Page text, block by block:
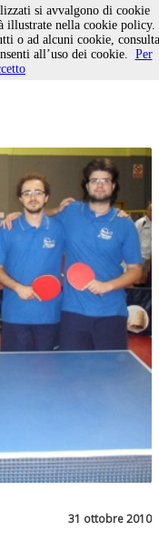
per
31 ottobre 2010
si avvalgono di cookie
illustrate nella cookie policy.
o ad alcuni cookie, consulta
all’uso dei cookie. Per